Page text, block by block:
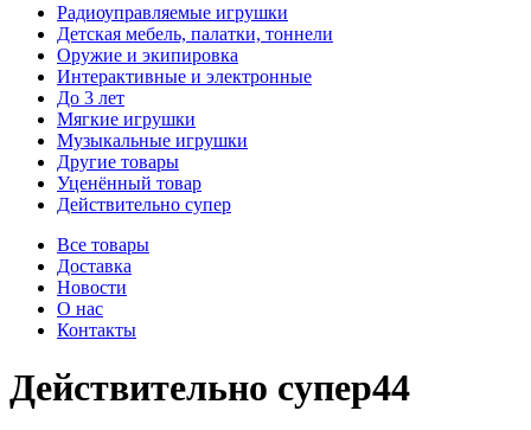
Радиоуправляемые игрушки
Детская мебель, палатки, тоннели
Оружие и экипировка
Интерактивные и электронные
До 3 лет
Мягкие игрушки
Музыкальные игрушки
Другие товары
Уценённый товар
Действительно супер
Все товары
Доставка
Новости
О нас
Контакты
Действительно супер44